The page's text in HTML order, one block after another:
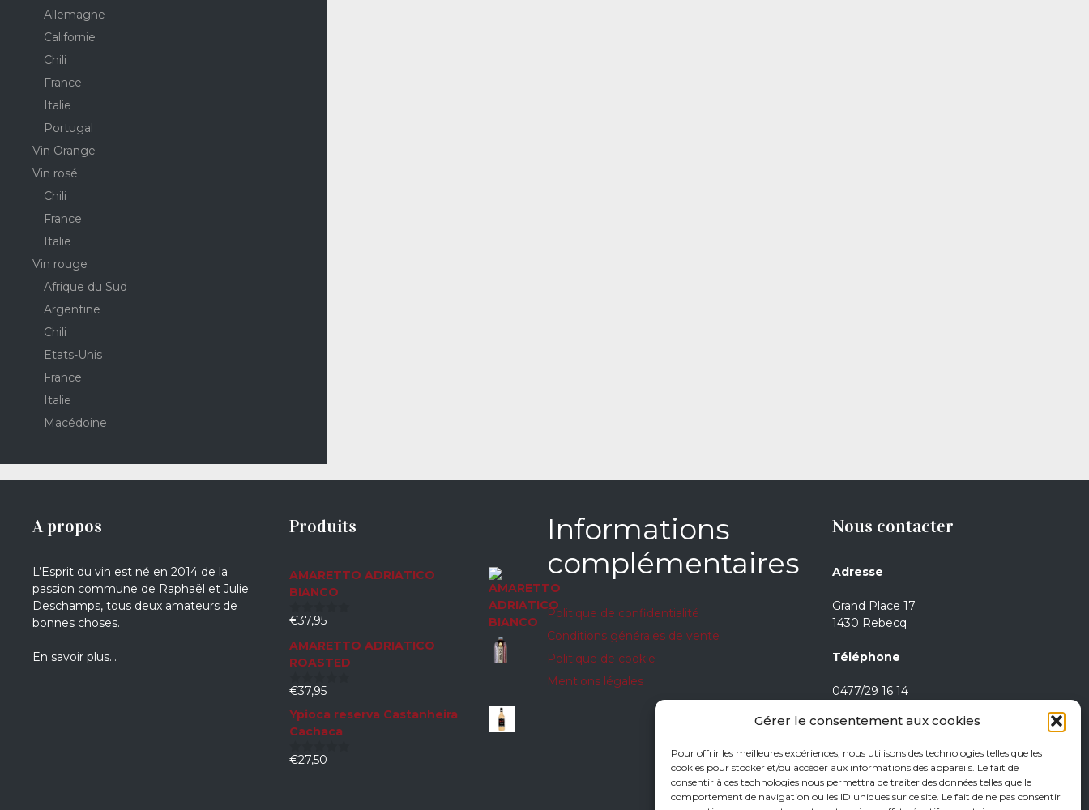
Gérer le consentement aux cookies
Pour offrir les meilleures expériences, nous utilisons des technologies telles que les
cookies pour stocker et/ou accéder aux informations des appareils. Le fait de
consentir à ces technologies nous permettra de traiter des données telles que le
comportement de navigation ou les ID uniques sur ce site. Le fait de ne pas consentir
Allemagne
Californie
Chili
France
Italie
Portugal
Vin Orange
Vin rosé
Chili
France
Italie
Vin rouge
Afrique du Sud
Argentine
Chili
Etats-Unis
France
Italie
Macédoine
A propos
L’Esprit du vin est né en 2014 de la
passion commune de Raphaël et Julie
Deschamps, tous deux amateurs de
bonnes choses.
En savoir plus…
Produits
AMARETTO ADRIATICO
BIANCO
0
5
€37,95
AMARETTO ADRIATICO
ROASTED
0
5
€37,95
Ypioca reserva Castanheira
Cachaca
0
€27,50
Informations
complémentaires
Politique de confidentialité
Conditions générales de vente
Politique de cookie
Mentions légales
Nous contacter
Adresse
Grand Place 17
1430 Rebecq
Téléphone
0477/29 16 14
Jeudi de 15h à 18h
Vendredi de 15h à 18h